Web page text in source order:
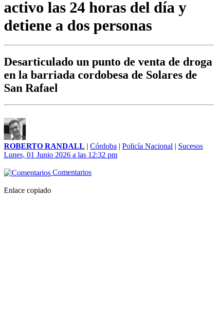
activo las 24 horas del día y
detiene a dos personas
Desarticulado un punto de venta de droga
en la barriada cordobesa de Solares de
San Rafael
ROBERTO RANDALL | Córdoba | Policía Nacional | Sucesos
Lunes, 01 Junio 2026 a las 12:32 pm
Comentarios
Enlace copiado